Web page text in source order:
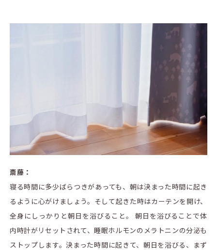
斎藤：
寝る時間に多少ばらつきがあっても、朝は決まった時間に起き
るように心がけましょう。そして起きた時はカーテンを開け、
全身にしっかりと朝日を浴びること。 朝日を浴びることで体
内時計がリセットされて、睡眠ホルモンのメラトニンの分泌も
ストップします。決まった時間に起きて、朝日を浴びる、まず